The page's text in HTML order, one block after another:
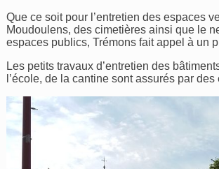
Que ce soit pour l’entretien des espaces
Moudoulens, des cimetières ainsi que le
espaces publics, Trémons fait appel à un
Les petits travaux d’entretien des
l’école, de la cantine sont assurés par des